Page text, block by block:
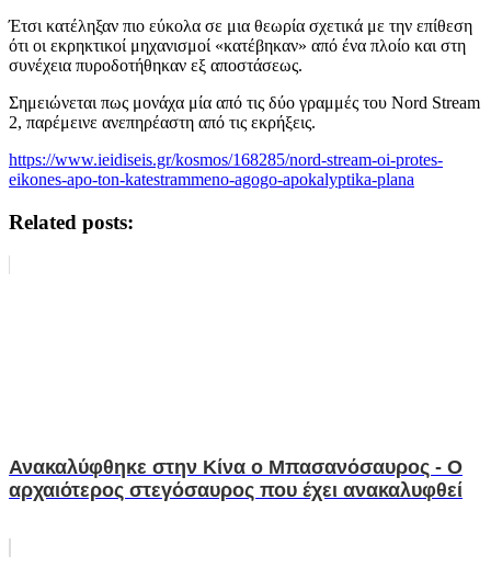
Έτσι κατέληξαν πιο εύκολα σε μια θεωρία σχετικά με την επίθεση
ότι οι εκρηκτικοί μηχανισμοί «κατέβηκαν» από ένα πλοίο και στη
συνέχεια πυροδοτήθηκαν εξ αποστάσεως.
Σημειώνεται πως μονάχα μία από τις δύο γραμμές του Nord Stream
2, παρέμεινε ανεπηρέαστη από τις εκρήξεις.
https://www.ieidiseis.gr/kosmos/168285/nord-stream-oi-protes-
eikones-apo-ton-katestrammeno-agogo-apokalyptika-plana
Related posts:
Ανακαλύφθηκε στην Κίνα ο Μπασανόσαυρος - Ο
αρχαιότερος στεγόσαυρος που έχει ανακαλυφθεί